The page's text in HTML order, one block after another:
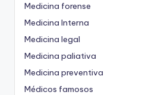
Medicina forense
Medicina Interna
Medicina legal
Medicina paliativa
Medicina preventiva
Médicos famosos